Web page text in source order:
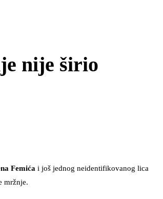
nije širio
Femića i još jednog neidentifikovanog lica
mržnje.